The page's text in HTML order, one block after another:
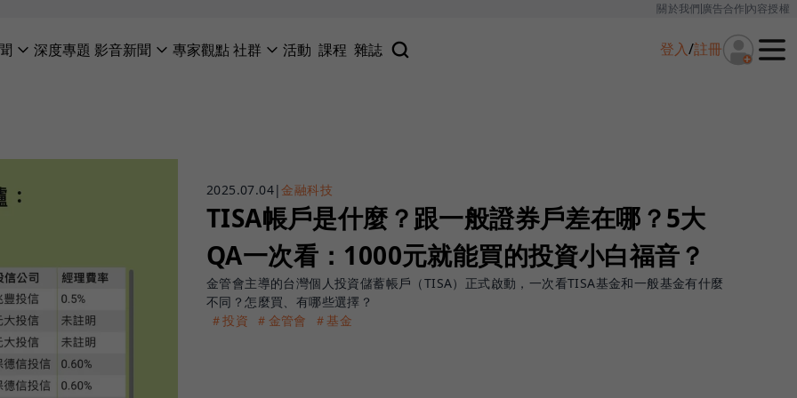
關於我們廣告合作內容授權
深度專題 影音新聞 專家觀點社群 活動 課程 雜誌 登入/註冊
2025.07.04|金融科技
TISA帳戶是什麼？跟一般證券戶差在哪？5大
QA一次看：1000元就能買的投資小白福音？
金管會主導的台灣個人投資儲蓄帳戶（TISA）正式啟動，一次看TISA基金和一般基金有什麼
不同？怎麼買、有哪些選擇？
＃投資
＃金管會 ＃基金